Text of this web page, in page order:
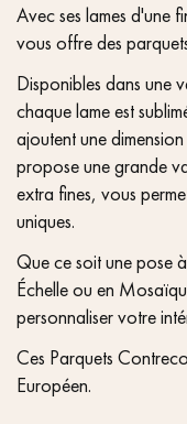
Avec ses lames d'une
vous offre des
Disponibles dans une
chaque lame est
ajoutent une
propose une grande
extra fines, vous
uniques.
Que ce soit une pose
Échelle ou en
personnaliser votre
Ces Parquets
Européen.